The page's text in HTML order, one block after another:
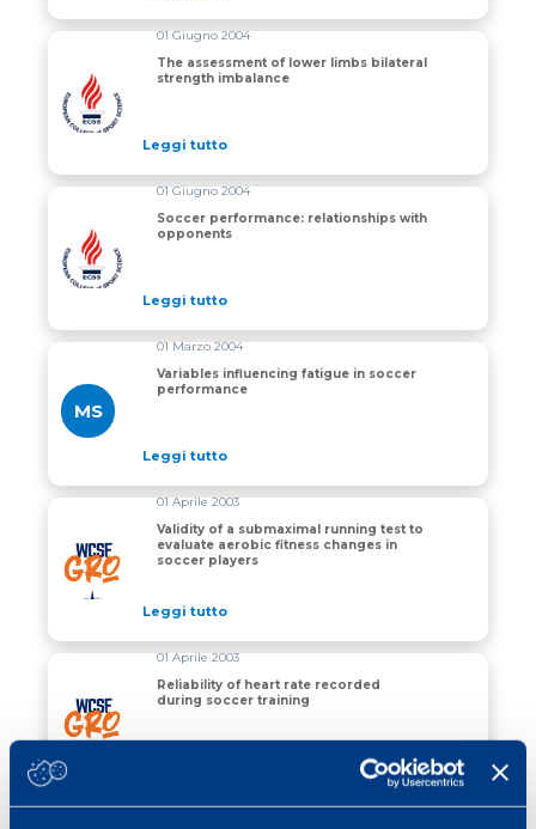
The assessment of lower limbs bilateral strength
01 Giugno 2004
The assessment of lower limbs bilateral
strength imbalance
Leggi tutto
Soccer performance: relationships with opponents
01 Giugno 2004
Soccer performance: relationships with
opponents
Leggi tutto
MS
01 Marzo 2004
Variables influencing fatigue in soccer
performance
Leggi tutto
Validity of a submaximal running test to evaluate
01 Aprile 2003
Validity of a submaximal running test to
evaluate aerobic fitness changes in
soccer players
Leggi tutto
Reliability of heart rate recorded during soccer training
01 Aprile 2003
Reliability of heart rate recorded
during soccer training